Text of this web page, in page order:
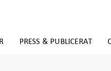
PRESS & PUBLICERAT